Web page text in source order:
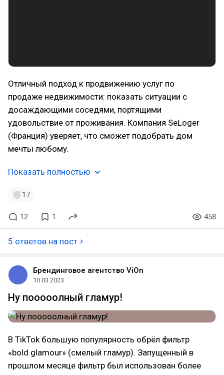
Отличный подход к продвижению услуг по
продаже недвижимости: показать ситуации с
досаждающими соседями, портящими
удовольствие от проживания. Компания SeLoger
(Франция) уверяет, что сможет подобрать дом
мечты любому.
Показать полностью
17
12 1 458
5 ответов на пост
Брендинговое агентство ViOn
10.03.2023
Ну пооооолный гламур!
В TikTok большую популярность обрёл фильтр
«bold glamour» (смелый гламур). Запущенный в
прошлом месяце фильтр был использован более